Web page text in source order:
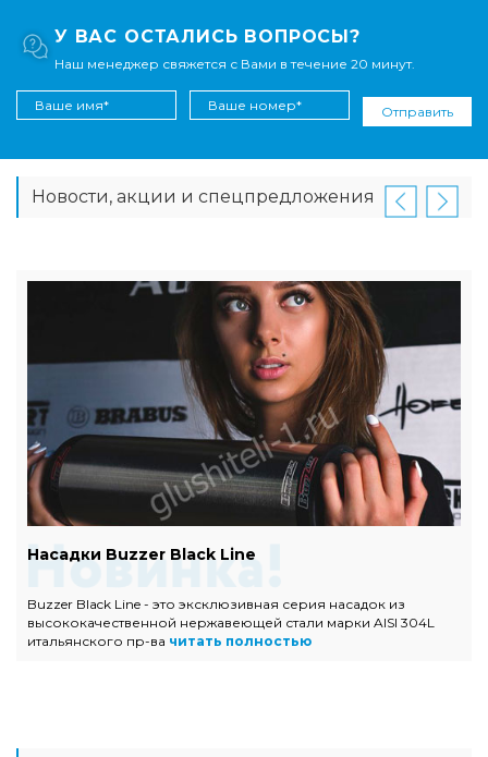
У ВАС ОСТАЛИСЬ ВОПРОСЫ?
Наш менеджер свяжется с Вами в течение 20 минут.
Отправить
Новости, акции и спецпредложения
Насадки Buzzer Black Line
Buzzer Black Line - это эксклюзивная серия насадок из
высококачественной нержавеющей стали марки AISI 304L
итальянского пр-ва читать полностью